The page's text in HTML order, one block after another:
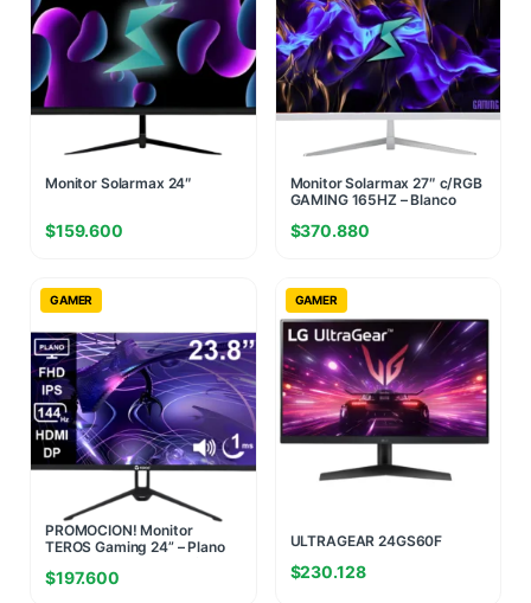
Monitor Solarmax 24″
$159.600
Monitor Solarmax 27″ c/RGB
GAMING 165HZ – Blanco
$370.880
GAMER
PROMOCION! Monitor
TEROS Gaming 24” – Plano
USA)
$197.600
GAMER
ULTRAGEAR 24GS60F
(1823)
$230.128